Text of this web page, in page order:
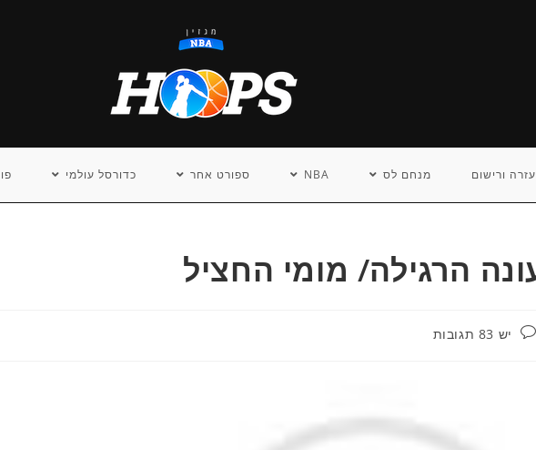
עזרה ורישום מנחם לס NBA ספורט אחר כדורסל עולמי
הרגילה/ מומי החציל
תגובות:
יש 83 תגובות